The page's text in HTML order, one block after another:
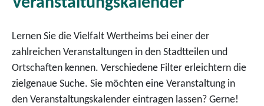
Lernen Sie die Vielfalt Wertheims bei einer der
zahlreichen Veranstaltungen in den Stadtteilen und
Ortschaften kennen. Verschiedene Filter erleichtern die
zielgenaue Suche. Sie möchten eine Veranstaltung in
den Veranstaltungskalender eintragen lassen? Gerne!